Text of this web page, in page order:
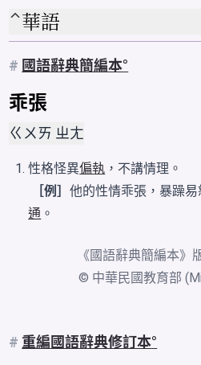
華語
# 國語辭典簡編本
乖張
ㄍㄨㄞ ㄓㄤ
性格怪異偏執 ，不講情理。
［例］他的性情乖張，暴躁
通 。
《國語辭典簡編本》
© 中華民國教育部
# 重編國語辭典修訂本